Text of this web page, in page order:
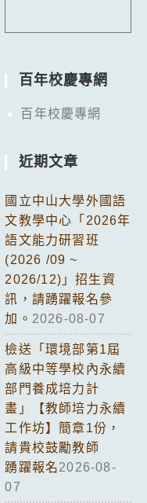
百年校慶專網
百年校慶專網
近期文章
國立中山大學外國語
文教學中心「2026年
語文能力研習班
(2026 /09 ~
2026/12)」招生資
訊，請踴躍報名參
加。 2026-08-07
檢送「環境部第1屆
高級中等學校內永續
部門養成培力計
畫」【教師培力永續
工作坊】簡章1份，
請貴校鼓勵教師
踴躍報名2026-08-
07